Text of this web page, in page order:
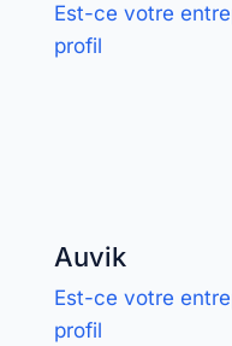
Est-ce votre
profil
Auvik
Est-ce votre
profil